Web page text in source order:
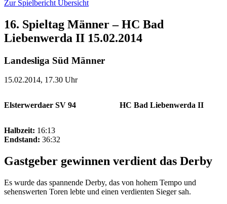
Zur Spielbericht Übersicht
16. Spieltag Männer – HC Bad
Liebenwerda II 15.02.2014
Landesliga Süd Männer
15.02.2014, 17.30 Uhr
Elsterwerdaer SV 94 HC Bad Liebenwerda II
Halbzeit: 16:13
Endstand: 36:32
Gastgeber gewinnen verdient das Derby
Es wurde das spannende Derby, das von hohem Tempo und
sehenswerten Toren lebte und einen verdienten Sieger sah.